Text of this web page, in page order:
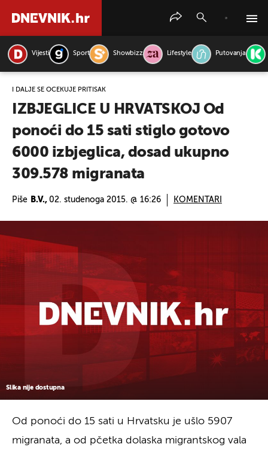
Vijesti Sport Showbizz Lifestyle Putovanja
I DALJE SE OČEKUJE PRITISAK
IZBJEGLICE U HRVATSKOJ Od
ponoći do 15 sati stiglo gotovo
6000 izbjeglica, dosad ukupno
309.578 migranata
Piše B.V., 02. studenoga 2015. @ 16:26 KOMENTARI
Slika nije dostupna
Od ponoći do 15 sati u Hrvatsku je ušlo 5907
migranata, a od pčetka dolaska migrantskog vala
PRETRAŽITE VIJESTI